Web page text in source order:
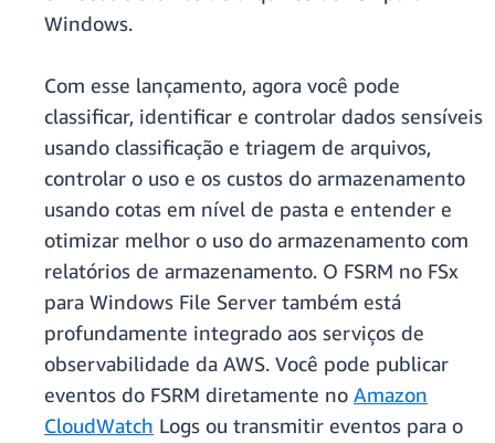
Windows.
Com esse lançamento, agora você pode
classificar, identificar e controlar dados sensíveis
usando classificação e triagem de arquivos,
controlar o uso e os custos do armazenamento
usando cotas em nível de pasta e entender e
otimizar melhor o uso do armazenamento com
relatórios de armazenamento. O FSRM no FSx
para Windows File Server também está
profundamente integrado aos serviços de
observabilidade da AWS. Você pode publicar
eventos do FSRM diretamente no Amazon
CloudWatch Logs ou transmitir eventos para o